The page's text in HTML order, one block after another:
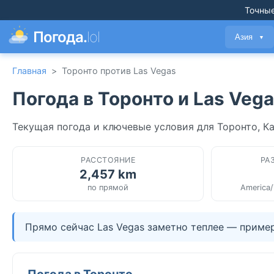
Погода.lol Азия ▼
Главная > Торонто против Las Vegas
Погода в Торонто и Las
Текущая погода и ключевые условия для Торонто,
РАССТОЯНИЕ
2,457 km
по прямой
Прямо сейчас Las Vegas заметно теплее —